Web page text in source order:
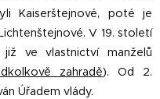
Kaiserštejnové, poté je
V 19. století
ve vlastnictví manželů
zahradě). Od 2.
Úřadem vlády.